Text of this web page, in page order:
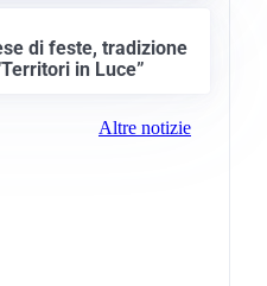
di feste, tradizione
in Luce”
Altre notizie